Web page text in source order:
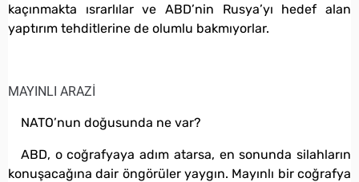
kaçınmakta ısrarlılar ve ABD’nin Rusya’yı hedef alan
yaptırım tehditlerine de olumlu bakmıyorlar.
MAYINLI ARAZİ
NATO’nun doğusunda ne var?
ABD, o coğrafyaya adım atarsa, en sonunda silahların
konuşacağına dair öngörüler yaygın. Mayınlı bir coğrafya